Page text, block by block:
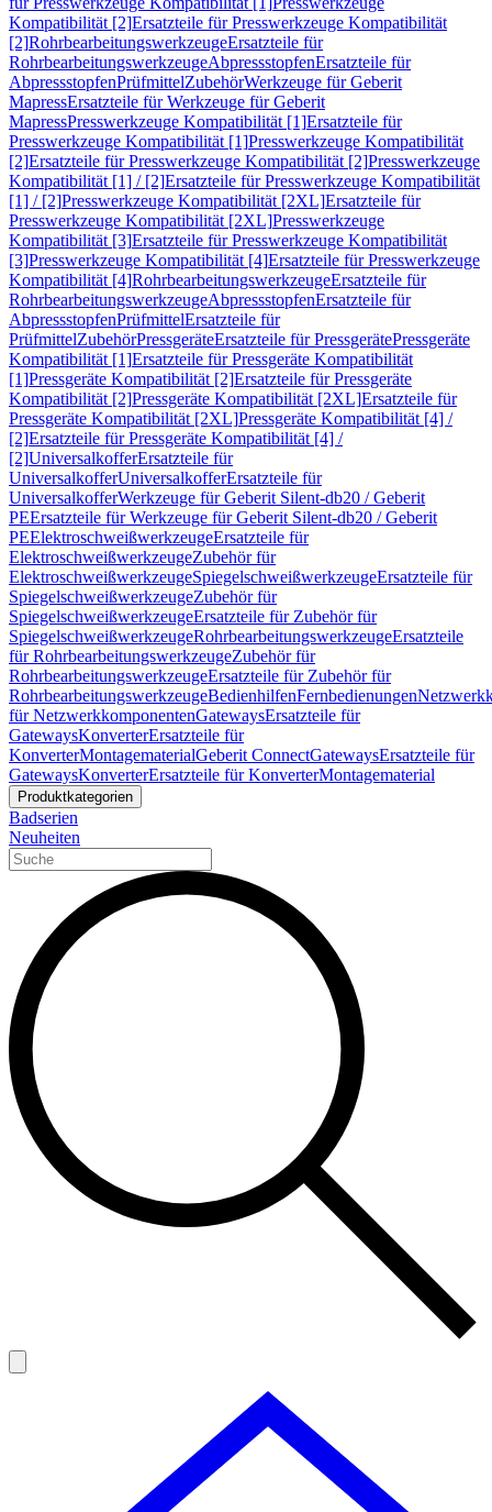
Kompatibilität [2]Ersatzteile für Presswerkzeuge Kompatibilität
[2]RohrbearbeitungswerkzeugeErsatzteile für
RohrbearbeitungswerkzeugeAbpressstopfenErsatzteile für
AbpressstopfenPrüfmittelZubehörWerkzeuge für Geberit
MapressErsatzteile für Werkzeuge für Geberit
MapressPresswerkzeuge Kompatibilität [1]Ersatzteile für
Presswerkzeuge Kompatibilität [1]Presswerkzeuge Kompatibilität
[2]Ersatzteile für Presswerkzeuge Kompatibilität [2]Presswerkzeuge
Kompatibilität [1] / [2]Ersatzteile für Presswerkzeuge Kompatibilität
[1] / [2]Presswerkzeuge Kompatibilität [2XL]Ersatzteile für
Presswerkzeuge Kompatibilität [2XL]Presswerkzeuge
Kompatibilität [3]Ersatzteile für Presswerkzeuge Kompatibilität
[3]Presswerkzeuge Kompatibilität [4]Ersatzteile für Presswerkzeuge
Kompatibilität [4]RohrbearbeitungswerkzeugeErsatzteile für
RohrbearbeitungswerkzeugeAbpressstopfenErsatzteile für
AbpressstopfenPrüfmittelErsatzteile für
PrüfmittelZubehörPressgeräteErsatzteile für PressgerätePressgeräte
Kompatibilität [1]Ersatzteile für Pressgeräte Kompatibilität
[1]Pressgeräte Kompatibilität [2]Ersatzteile für Pressgeräte
Kompatibilität [2]Pressgeräte Kompatibilität [2XL]Ersatzteile für
Pressgeräte Kompatibilität [2XL]Pressgeräte Kompatibilität [4] /
[2]Ersatzteile für Pressgeräte Kompatibilität [4] /
[2]UniversalkofferErsatzteile für
UniversalkofferUniversalkofferErsatzteile für
UniversalkofferWerkzeuge für Geberit Silent-db20 / Geberit
PEErsatzteile für Werkzeuge für Geberit Silent-db20 / Geberit
PEElektroschweißwerkzeugeErsatzteile für
ElektroschweißwerkzeugeZubehör für
ElektroschweißwerkzeugeSpiegelschweißwerkzeugeErsatzteile für
SpiegelschweißwerkzeugeZubehör für
SpiegelschweißwerkzeugeErsatzteile für Zubehör für
SpiegelschweißwerkzeugeRohrbearbeitungswerkzeugeErsatzteile
für RohrbearbeitungswerkzeugeZubehör für
RohrbearbeitungswerkzeugeErsatzteile für Zubehör für
RohrbearbeitungswerkzeugeBedienhilfenFernbedienungen
für NetzwerkkomponentenGatewaysErsatzteile für
GatewaysKonverterErsatzteile für
KonverterMontagematerialGeberit ConnectGatewaysErsatzteile für
GatewaysKonverterErsatzteile für KonverterMontagematerial
Produktkategorien
Badserien
Neuheiten